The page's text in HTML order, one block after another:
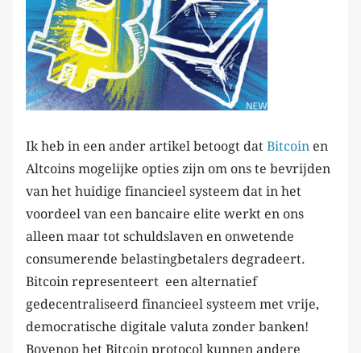
Ik heb in een ander artikel betoogt dat Bitcoin en
Altcoins mogelijke opties zijn om ons te bevrijden
van het huidige financieel systeem dat in het
voordeel van een bancaire elite werkt en ons
alleen maar tot schuldslaven en onwetende
consumerende belastingbetalers degradeert.
Bitcoin representeert een alternatief
gedecentraliseerd financieel systeem met vrije,
democratische digitale valuta zonder banken!
Bovenop het Bitcoin protocol kunnen andere